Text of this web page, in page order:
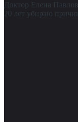
Доктор Елена
20 лет убираю